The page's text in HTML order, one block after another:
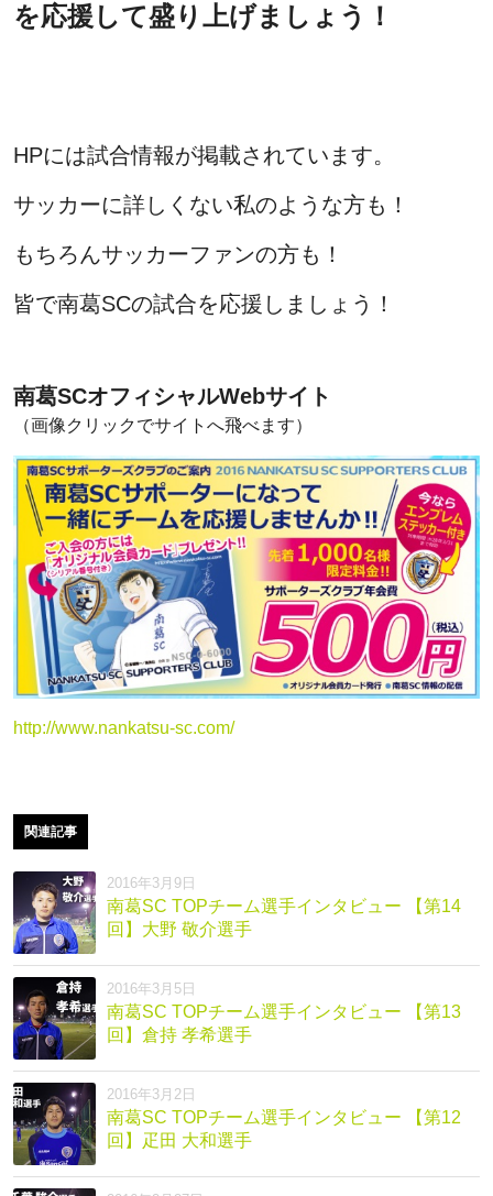
を応援して盛り上げましょう！
HPには試合情報が掲載されています。
サッカーに詳しくない私のような方も！
もちろんサッカーファンの方も！
皆で南葛SCの試合を応援しましょう！
南葛SCオフィシャルWebサイト
（画像クリックでサイトへ飛べます）
http://www.nankatsu-sc.com/
関連記事
2016年3月9日
南葛SC TOPチーム選手インタビュー 【第14
回】大野 敬介選手
2016年3月5日
南葛SC TOPチーム選手インタビュー 【第13
回】倉持 孝希選手
2016年3月2日
南葛SC TOPチーム選手インタビュー 【第12
回】疋田 大和選手